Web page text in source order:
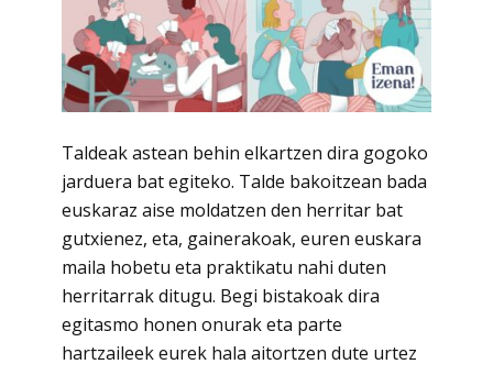
Taldeak astean behin elkartzen dira gogoko
jarduera bat egiteko. Talde bakoitzean bada
euskaraz aise moldatzen den herritar bat
gutxienez, eta, gainerakoak, euren euskara
maila hobetu eta praktikatu nahi duten
herritarrak ditugu. Begi bistakoak dira
egitasmo honen onurak eta parte
hartzaileek eurek hala aitortzen dute urtez